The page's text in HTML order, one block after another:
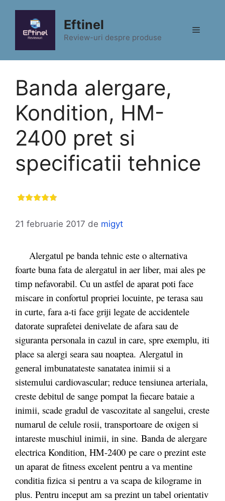
conținut
Eftinel
Review-uri despre produse
Meniu
Banda alergare,
Kondition, HM-
2400 pret si
specificatii tehnice
21 februarie 2017 de migyt
Alergatul pe banda tehnic este o alternativa
foarte buna fata de alergatul in aer liber, mai ales pe
timp nefavorabil. Cu un astfel de aparat poti face
miscare in confortul propriei locuinte, pe terasa sau
in curte, fara a-ti face griji legate de accidentele
datorate suprafetei denivelate de afara sau de
siguranta personala in cazul in care, spre exemplu, iti
place sa alergi seara sau noaptea. Alergatul in
general imbunatateste sanatatea inimii si a
sistemului cardiovascular; reduce tensiunea arteriala,
creste debitul de sange pompat la fiecare bataie a
inimii, scade gradul de vascozitate al sangelui, creste
numarul de celule rosii, transportoare de oxigen si
intareste muschiul inimii, in sine. Banda de alergare
electrica Kondition, HM-2400 pe care o prezint este
un aparat de fitness excelent pentru a va mentine
conditia fizica si pentru a va scapa de kilograme in
plus. Pentru inceput am sa prezint un tabel orientativ